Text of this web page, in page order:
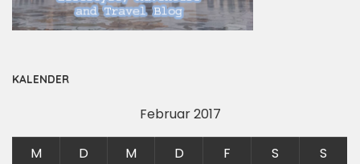
KALENDER
Februar 2017
M D M D F S
S